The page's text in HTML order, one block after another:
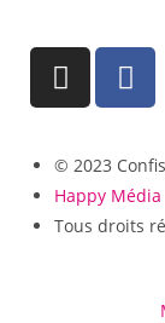
© 2023
Happy Média
Tous droits